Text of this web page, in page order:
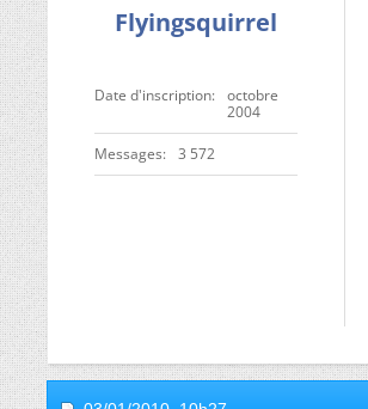
Flyingsquirrel
Date d'inscription
octobre
2004
Messages 3 572